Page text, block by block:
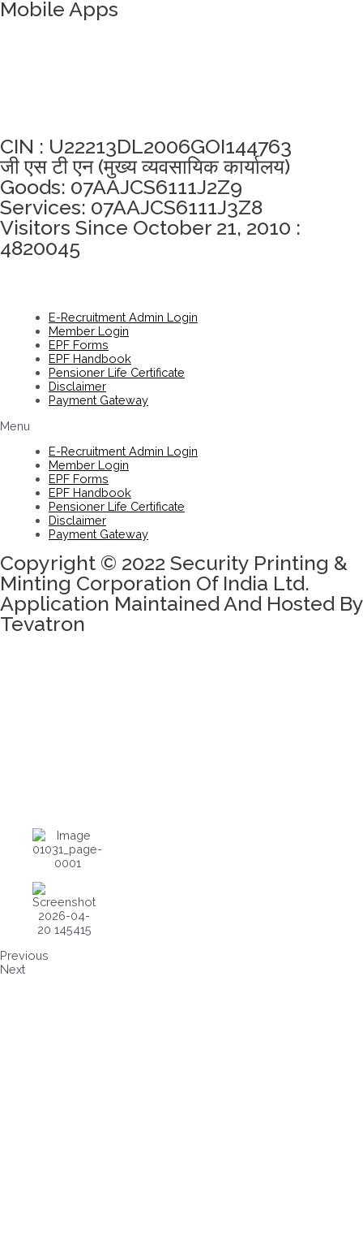
Mobile Apps
CIN : U22213DL2006GOI144763
जी एस टी एन (मुख्य व्यवसायिक कार्यालय)
Goods: 07AAJCS6111J2Z9
Services: 07AAJCS6111J3Z8
Visitors Since October 21, 2010 :
4820045
E-Recruitment Admin Login
Member Login
EPF Forms
EPF Handbook
Pensioner Life Certificate
Disclaimer
Payment Gateway
Menu
E-Recruitment Admin Login
Member Login
EPF Forms
EPF Handbook
Pensioner Life Certificate
Disclaimer
Payment Gateway
Copyright © 2022 Security Printing &
Minting Corporation Of India Ltd.
Application Maintained And Hosted By
Tevatron
Previous
Next